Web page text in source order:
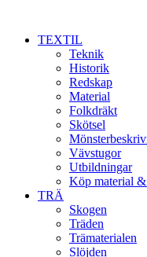
TEXTIL
Teknik
Historik
Redskap
Material
Folkdräkt
Skötsel
Vävstugor
Utbildningar
Köp material
TRÄ
Skogen
Träden
Trämaterialen
Slöjden